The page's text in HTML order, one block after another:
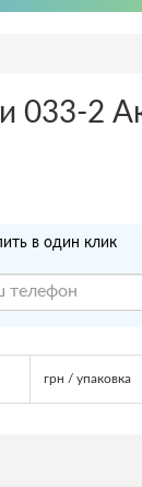
033-2
в один клик
грн / упаковка